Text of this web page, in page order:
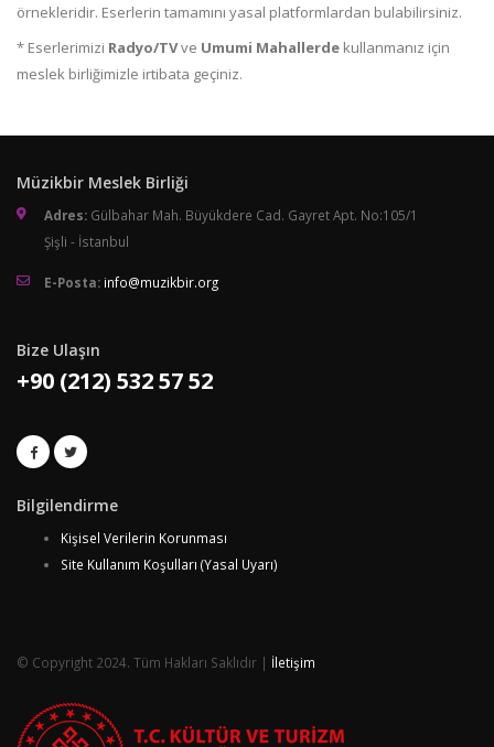
örnekleridir. Eserlerin tamamını yasal platformlardan bulabilirsiniz.
* Eserlerimizi Radyo/TVve Umumi Mahallerde kullanmanız için
meslek birliğimizle irtibata geçiniz.
Müzikbir Meslek Birliği
Adres: Gülbahar Mah. Büyükdere Cad. Gayret Apt. No:105/1
Şişli - İstanbul
E-Posta: info@muzikbir.org
Bize Ulaşın
+90 (212) 532 57 52
Bilgilendirme
Kişisel Verilerin Korunması
Site Kullanım Koşulları (Yasal Uyarı)
© Copyright 2024. Tüm Hakları Saklıdır | İletişim